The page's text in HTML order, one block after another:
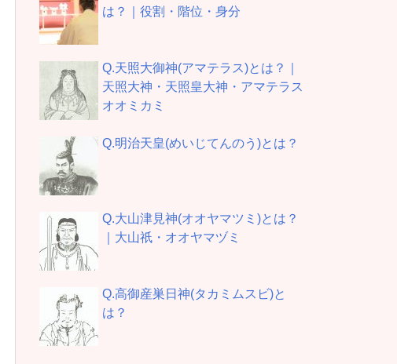
は？｜役割・階位・身分
Q.天照大御神(アマテラス)とは？｜
天照大神・天照皇大神・アマテラス
オオミカミ
Q.明治天皇(めいじてんのう)とは？
Q.大山津見神(オオヤマツミ)とは？
｜大山祇・オオヤマヅミ
Q.高御産巣日神(タカミムスビ)と
は？